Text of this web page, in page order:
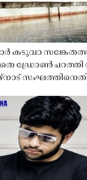
കടുവാ
ഡ്രോൺ